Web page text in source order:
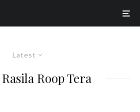
Latest
Roop Tera